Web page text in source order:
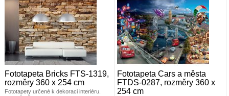
Fototapeta Bricks FTS-1319,
rozměry 360 x 254 cm
Fototapety určené k dekoraci interiéru.
Fototapeta Cars a města
FTDS-0287, rozměry 360 x
254 cm